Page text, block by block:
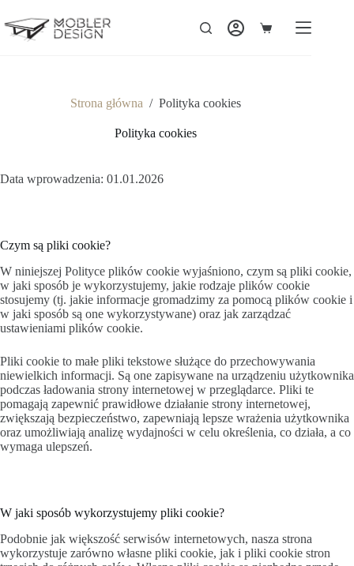
Strona główna / Polityka cookies
Polityka cookies
Data wprowadzenia: 01.01.2026
Czym są pliki cookie?
W niniejszej Polityce plików cookie wyjaśniono, czym są pliki cookie,
w jaki sposób je wykorzystujemy, jakie rodzaje plików cookie
stosujemy (tj. jakie informacje gromadzimy za pomocą plików cookie i
w jaki sposób są one wykorzystywane) oraz jak zarządzać
ustawieniami plików cookie.
Pliki cookie to małe pliki tekstowe służące do przechowywania
niewielkich informacji. Są one zapisywane na urządzeniu użytkownika
podczas ładowania strony internetowej w przeglądarce. Pliki te
pomagają zapewnić prawidłowe działanie strony internetowej,
zwiększają bezpieczeństwo, zapewniają lepsze wrażenia użytkownika
oraz umożliwiają analizę wydajności w celu określenia, co działa, a co
wymaga ulepszeń.
W jaki sposób wykorzystujemy pliki cookie?
Podobnie jak większość serwisów internetowych, nasza strona
wykorzystuje zarówno własne pliki cookie, jak i pliki cookie stron